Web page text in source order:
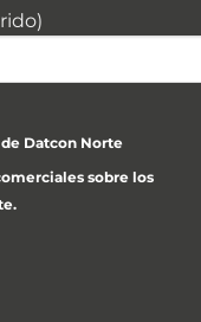
Datcon Norte
sobre los